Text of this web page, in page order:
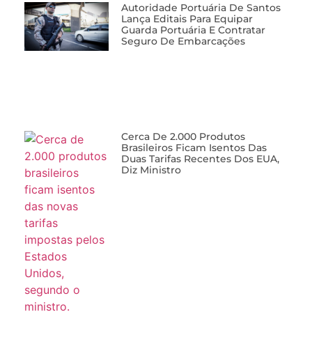
Autoridade Portuária De Santos
Lança Editais Para Equipar
Guarda Portuária E Contratar
Seguro De Embarcações
Cerca De 2.000 Produtos
Brasileiros Ficam Isentos Das
Duas Tarifas Recentes Dos EUA,
Diz Ministro